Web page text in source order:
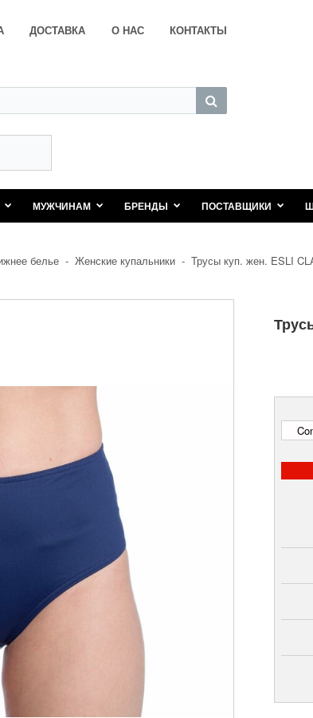
ДОСТАВКА О НАС КОНТАКТЫ
МУЖЧИНАМ БРЕНДЫ ПОСТАВЩИКИ
белье - Женские купальники - Трусы куп. жен. ESLI